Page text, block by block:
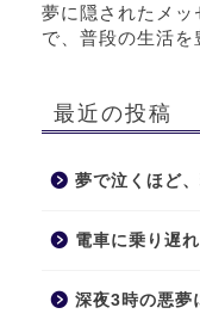
夢に隠されたメッ
で、普段の生活を
最近の投稿
夢で泣くほど
電車に乗り遅
深夜3時の悪夢